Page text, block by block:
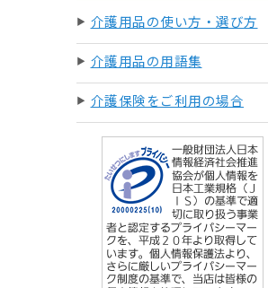
介護用品の使い方・選び方
介護用品の用語集
介護保険をご利用の場合